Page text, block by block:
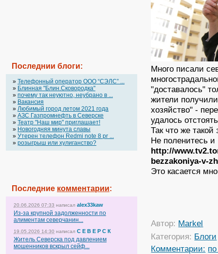
Последнии блоги:
» Телефонный оператор OOO “СЭЛС” ...
» Блинная "Блин.Сковородка"
» почему так неуютно, неубрано в ...
» Вакансия
» Любимый город летом 2021 года
» АЗС Газпромнефть в Северске
» Театр "Наш мир" приглашает!
» Новогодняя минута славы
» Утерен телефон Redmi note 8 pr ...
» розыгрыш или хулиганство?
Последние комментарии:
20.06.2026 07:33 написал alex33kaw
Из-за крупной задолженности по
алиментам северчанин...
19.05.2026 14:30 написал С Е В Е Р С К
Житель Северска под давлением
мошенников вскрыл сейф...
Много писали
"доставалось"
жители
хозяйство" -
удалось
Так что же
Не поленитесь и
http://
bezzakoniya-v-
Это касается
Автор: Markel
Категория: Блоги
Комментарии: